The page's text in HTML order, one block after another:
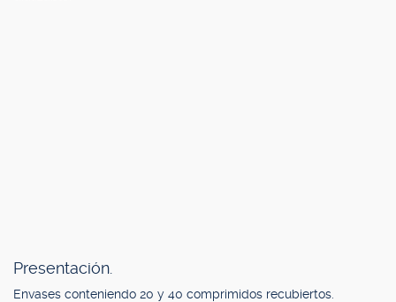
Presentación.
Envases conteniendo 20 y 40 comprimidos recubiertos.